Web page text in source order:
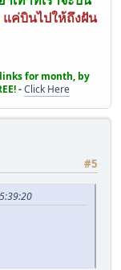
แค่บินไปให้ถึงฝัน
for month, by
-Click Here
#5